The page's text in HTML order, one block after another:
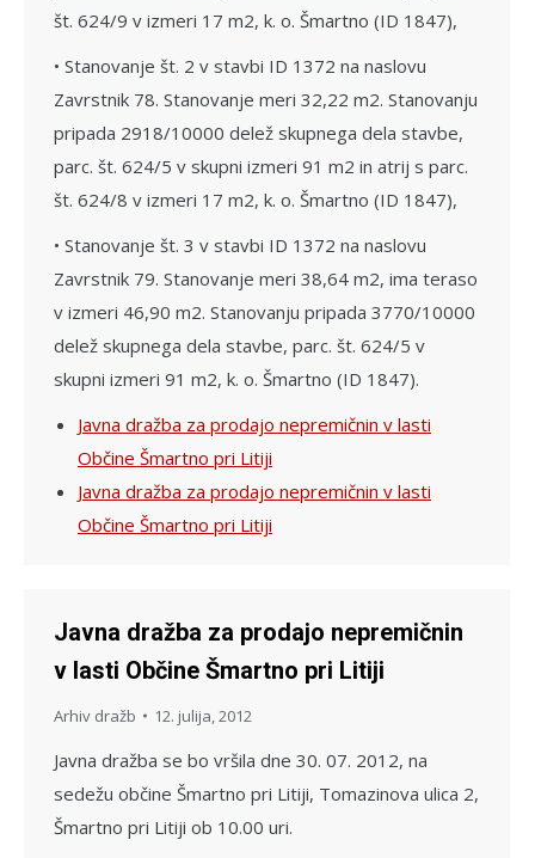
št. 624/9 v izmeri 17 m2, k. o. Šmartno (ID 1847),
• Stanovanje št. 2 v stavbi ID 1372 na naslovu
Zavrstnik 78. Stanovanje meri 32,22 m2. Stanovanju
pripada 2918/10000 delež skupnega dela stavbe,
parc. št. 624/5 v skupni izmeri 91 m2 in atrij s parc.
št. 624/8 v izmeri 17 m2, k. o. Šmartno (ID 1847),
• Stanovanje št. 3 v stavbi ID 1372 na naslovu
Zavrstnik 79. Stanovanje meri 38,64 m2, ima teraso
v izmeri 46,90 m2. Stanovanju pripada 3770/10000
delež skupnega dela stavbe, parc. št. 624/5 v
skupni izmeri 91 m2, k. o. Šmartno (ID 1847).
Javna dražba za prodajo nepremičnin v lasti
Občine Šmartno pri Litiji
Javna dražba za prodajo nepremičnin v lasti
Občine Šmartno pri Litiji
Javna dražba za prodajo nepremičnin
v lasti Občine Šmartno pri Litiji
Arhiv dražb 12. julija, 2012
Javna dražba se bo vršila dne 30. 07. 2012, na
sedežu občine Šmartno pri Litiji, Tomazinova ulica 2,
Šmartno pri Litiji ob 10.00 uri.